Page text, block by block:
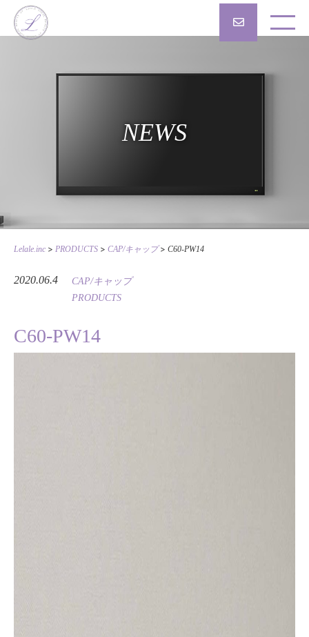
NEWS
Lelale.inc > PRODUCTS > CAP/キャップ> C60-PW14
2020.06.4
CAP/キャップ
PRODUCTS
C60-PW14